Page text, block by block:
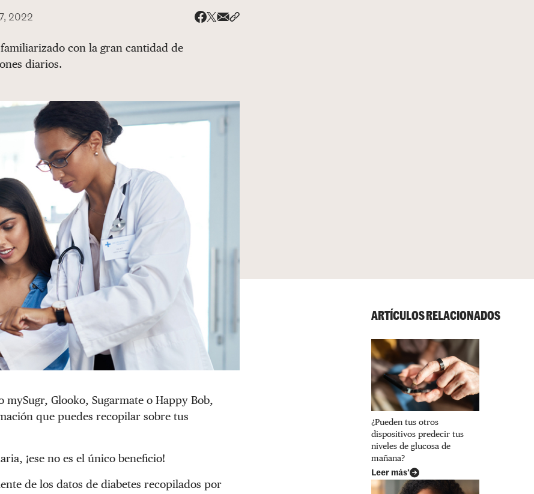
2022
con la gran cantidad de
diarios.
mySugr, Glooko, Sugarmate o Happy Bob,
que puedes recopilar sobre tus
¡ese no es el único beneficio!
de los datos de diabetes recopilados por
ARTÍCULOS RELACIONADOS
¿Pueden tus otros
dispositivos predecir tus
niveles de glucosa de
mañana?
Leer más’